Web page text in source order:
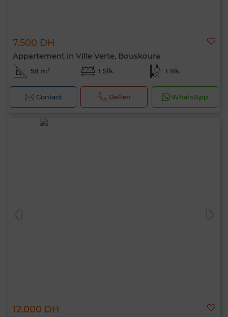
7.500 DH
Appartement in Ville Verte, Bouskoura
58 m² 1 Slk. 1 Bk.
Contact Bellen WhatsApp
12.000 DH